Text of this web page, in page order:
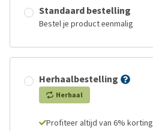
Standaard bestelling
Bestel je product eenmalig
Herhaalbestelling
Herhaal
Profiteer altijd van 6% korting